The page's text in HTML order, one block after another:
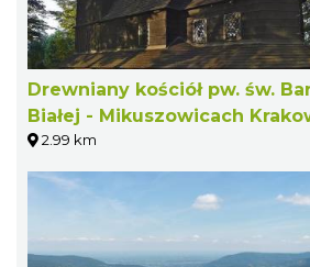
Drewniany kościół pw. św.
Białej - Mikuszowicach
2.99 km